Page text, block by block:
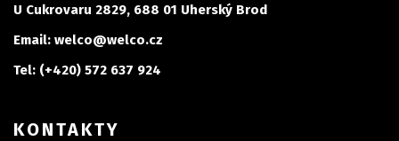
U Cukrovaru 2829, 688 01 Uherský Brod
Email: welco@welco.cz
Tel: (+420) 572 637 924
KONTAKTY